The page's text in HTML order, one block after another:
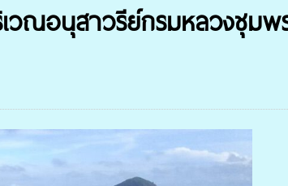
ณอนุสาวรีย์กรมหลวงชุมพ